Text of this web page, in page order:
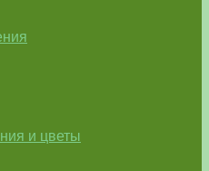
и цветы